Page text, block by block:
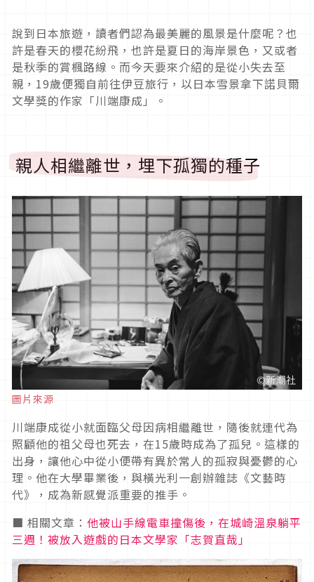
說到日本旅遊，讀者們認為最美麗的風景是什麼呢？也
許是春天的櫻花紛飛，也許是夏日的海岸景色，又或者
是秋季的賞楓路線。而今天要來介紹的是從小失去至
親，19歲便獨自前往伊豆旅行，以日本雪景拿下諾貝爾
文學獎的作家「川端康成」。
親人相繼離世，埋下孤獨的種子
圖片來源
川端康成從小就面臨父母因病相繼離世，隨後就連代為
照顧他的祖父母也死去，在15歲時成為了孤兒。這樣的
出身，讓他心中從小便帶有異於常人的孤寂與憂鬱的心
理。他在大學畢業後，與橫光利一創辦雜誌《文藝時
代》，成為新感覺派重要的推手。
■ 相關文章： 他被山手線電車撞傷後，在城崎溫泉躺平
三週！被放入遊戲的日本文學家「志賀直哉」